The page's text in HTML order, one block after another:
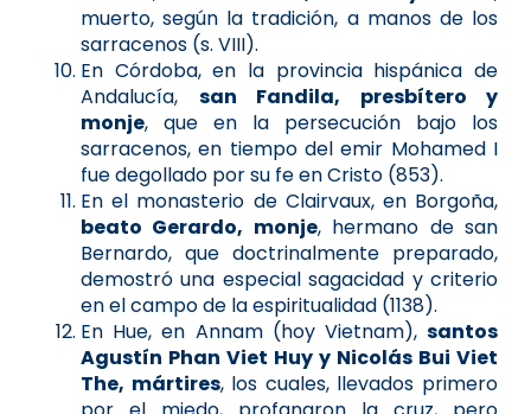
muerto, según la tradición, a manos de los
sarracenos (s. VIII).
En Córdoba, en la provincia hispánica de
Andalucía, san Fandila, presbítero y
monje, que en la persecución bajo los
sarracenos, en tiempo del emir Mohamed I
fue degollado por su fe en Cristo (853).
En el monasterio de Clairvaux, en Borgoña,
beato Gerardo, monje, hermano de san
Bernardo, que doctrinalmente preparado,
demostró una especial sagacidad y criterio
en el campo de la espiritualidad (1138).
En Hue, en Annam (hoy Vietnam), santos
Agustín Phan Viet Huy y Nicolás Bui Viet
The, mártires, los cuales, llevados primero